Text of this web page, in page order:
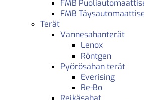
FMB
FMB
Terät
Vannesahanterät
Lenox
Röntgen
Pyörösahan terät
Everising
Re-Bo